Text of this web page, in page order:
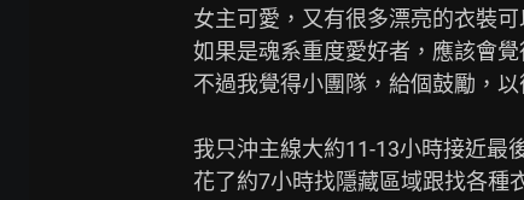
女主可愛，又有很多漂亮的衣裝可
如果是魂系重度愛好者，應該會覺
不過我覺得小團隊，給個鼓勵，以
我只沖主線大約11-13小時接近最
花了約7小時找隱藏區域跟找各種